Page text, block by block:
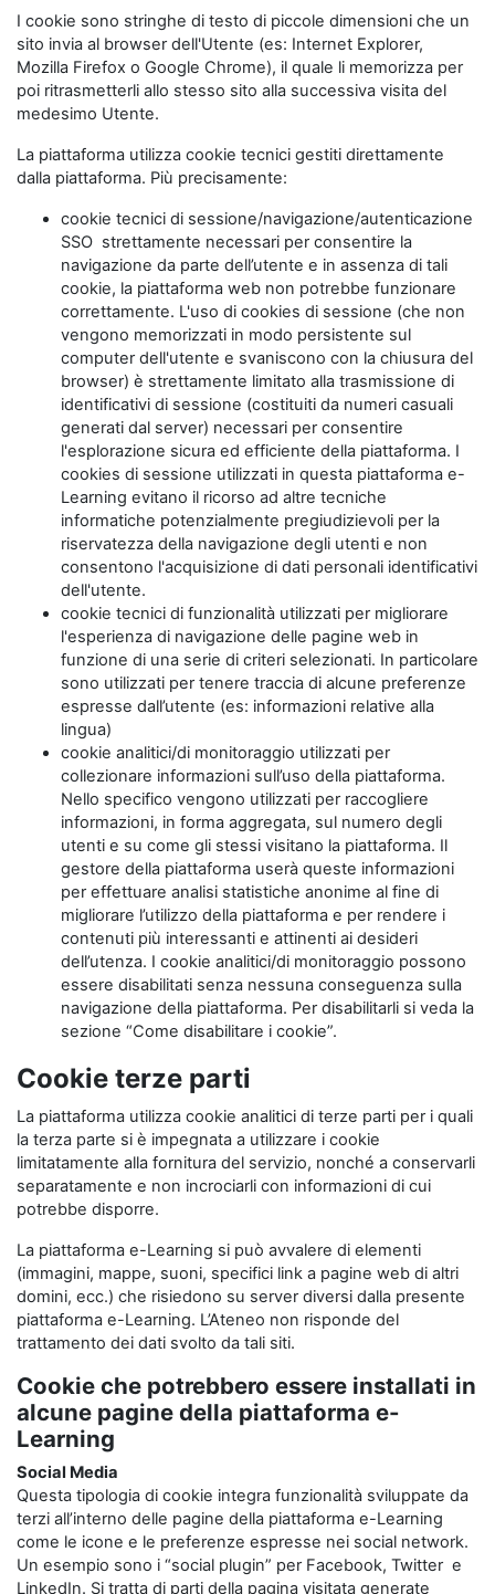
I cookie sono stringhe di testo di piccole dimensioni che un
sito invia al browser dell'Utente (es: Internet Explorer,
Mozilla Firefox o Google Chrome), il quale li memorizza per
poi ritrasmetterli allo stesso sito alla successiva visita del
medesimo Utente.
La piattaforma utilizza cookie tecnici gestiti direttamente
dalla piattaforma. Più precisamente:
cookie tecnici di sessione/navigazione/autenticazione
SSO strettamente necessari per consentire la
navigazione da parte dell’utente e in assenza di tali
cookie, la piattaforma web non potrebbe funzionare
correttamente. L'uso di cookies di sessione (che non
vengono memorizzati in modo persistente sul
computer dell'utente e svaniscono con la chiusura del
browser) è strettamente limitato alla trasmissione di
identificativi di sessione (costituiti da numeri casuali
generati dal server) necessari per consentire
l'esplorazione sicura ed efficiente della piattaforma. I
cookies di sessione utilizzati in questa piattaforma e-
Learning evitano il ricorso ad altre tecniche
informatiche potenzialmente pregiudizievoli per la
riservatezza della navigazione degli utenti e non
consentono l'acquisizione di dati personali identificativi
dell'utente.
cookie tecnici di funzionalità utilizzati per migliorare
l'esperienza di navigazione delle pagine web in
funzione di una serie di criteri selezionati. In particolare
sono utilizzati per tenere traccia di alcune preferenze
espresse dall’utente (es: informazioni relative alla
lingua)
cookie analitici/di monitoraggio utilizzati per
collezionare informazioni sull’uso della piattaforma.
Nello specifico vengono utilizzati per raccogliere
informazioni, in forma aggregata, sul numero degli
utenti e su come gli stessi visitano la piattaforma. Il
gestore della piattaforma userà queste informazioni
per effettuare analisi statistiche anonime al fine di
migliorare l’utilizzo della piattaforma e per rendere i
contenuti più interessanti e attinenti ai desideri
dell’utenza. I cookie analitici/di monitoraggio possono
essere disabilitati senza nessuna conseguenza sulla
navigazione della piattaforma. Per disabilitarli si veda la
sezione “Come disabilitare i cookie”.
Cookie terze parti
La piattaforma utilizza cookie analitici di terze parti per i quali
la terza parte si è impegnata a utilizzare i cookie
limitatamente alla fornitura del servizio, nonché a conservarli
separatamente e non incrociarli con informazioni di cui
potrebbe disporre.
La piattaforma e-Learning si può avvalere di elementi
(immagini, mappe, suoni, specifici link a pagine web di altri
domini, ecc.) che risiedono su server diversi dalla presente
piattaforma e-Learning. L’Ateneo non risponde del
trattamento dei dati svolto da tali siti.
Cookie che potrebbero essere installati in
alcune pagine della piattaforma e-
Learning
Social Media
Questa tipologia di cookie integra funzionalità sviluppate da
terzi all’interno delle pagine della piattaforma e-Learning
come le icone e le preferenze espresse nei social network.
Un esempio sono i “social plugin” per Facebook, Twitter e
LinkedIn. Si tratta di parti della pagina visitata generate